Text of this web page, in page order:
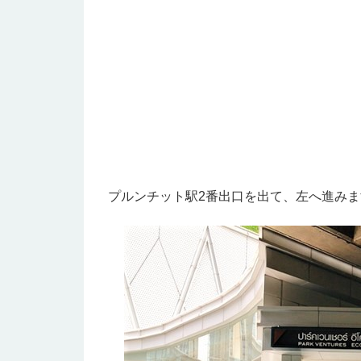
プルンチット駅2番出口を出て、左へ進み